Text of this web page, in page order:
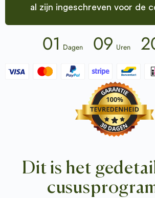
al zijn ingeschreven voor de
01 Dagen 09 Uren
Dit is het